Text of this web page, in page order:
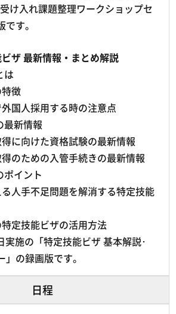
け入れ課題整理ワークショップセ
す。
ザ 最新情報・まとめ解説
は
徴
国人採用する時の注意点
新情報
に向けた資格試験の最新情報
のための入管手続きの最新情報
イント
人手不足問題を解消する特定技能
定技能ビザの活用方法
施の「特定技能ビザ 基本解説･
の録画版です。
日程